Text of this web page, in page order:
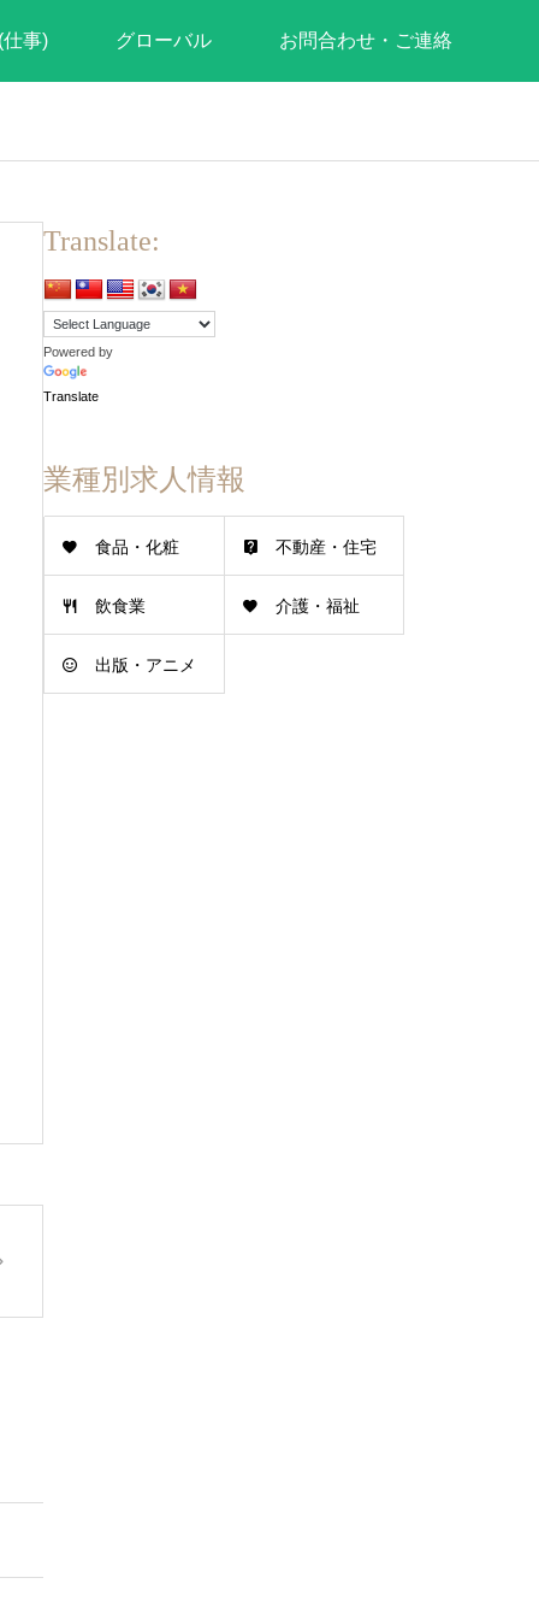
事) グローバル お問合わせ・ご連絡
Translate:
Powered by
Translate
業種別求人情報
食品・化粧
品・医薬品
不動産・住宅
飲食業 介護・福祉
出版・アニメ